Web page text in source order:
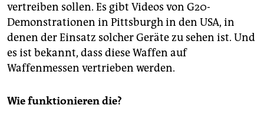
vertreiben sollen. Es gibt Videos von G20-
Demonstrationen in Pittsburgh in den USA, in
denen der Einsatz solcher Geräte zu sehen ist. Und
es ist bekannt, dass diese Waffen auf
Waffenmessen vertrieben werden.
Wie funktionieren die?